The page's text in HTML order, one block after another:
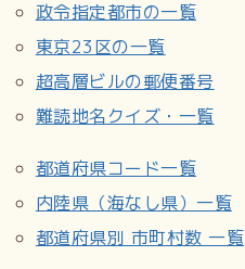
政令指定都市の一覧
東京23区の一覧
超高層ビルの郵便番号
難読地名クイズ・一覧
都道府県コード一覧
内陸県（海なし県）一覧
都道府県別 市町村数 一覧